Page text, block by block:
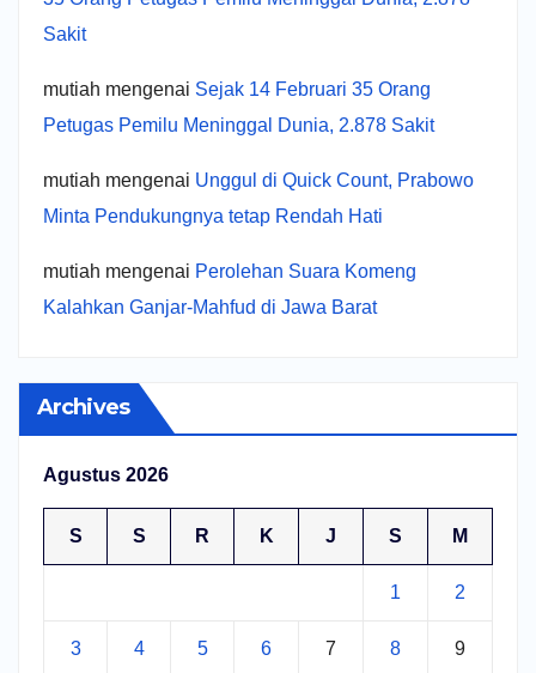
Sakit
mutiah mengenai Sejak 14 Februari 35 Orang
Petugas Pemilu Meninggal Dunia, 2.878 Sakit
mutiah mengenai Unggul di Quick Count, Prabowo
Minta Pendukungnya tetap Rendah Hati
mutiah mengenai Perolehan Suara Komeng
Kalahkan Ganjar-Mahfud di Jawa Barat
Archives
Agustus 2026
S S R K J S M
1 2
3 4 5 6 7 8 9